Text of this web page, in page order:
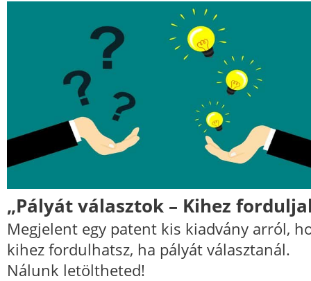
„Pályát választok – Kihez
Megjelent egy patent kis kiadvány arról,
kihez fordulhatsz, ha pályát választanál.
Nálunk letöltheted!